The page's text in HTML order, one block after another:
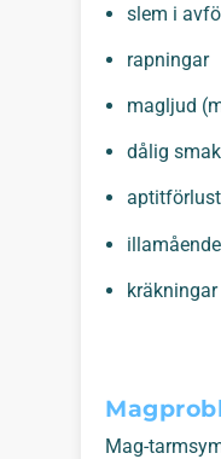
slem i
rapningar
magljud
dålig
aptitförlust
illamående
Mag-